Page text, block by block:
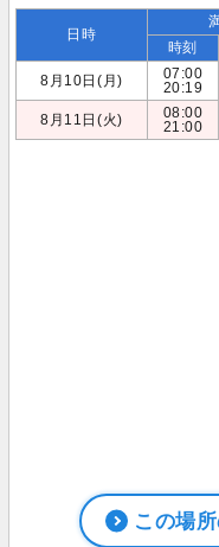
日時
時刻
8月10日(月)
07:00
20:19
8月11日(火)
08:00
21:00
この場